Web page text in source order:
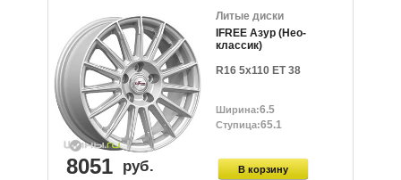
Литые диски
IFREE Азур (Нео-
классик)
R16 5x110 ET 38
6.5
65.1
8051